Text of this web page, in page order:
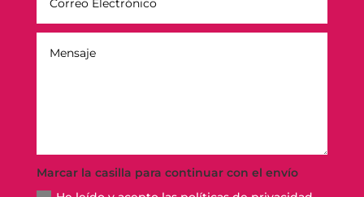
Marcar la casilla para continuar con el envío